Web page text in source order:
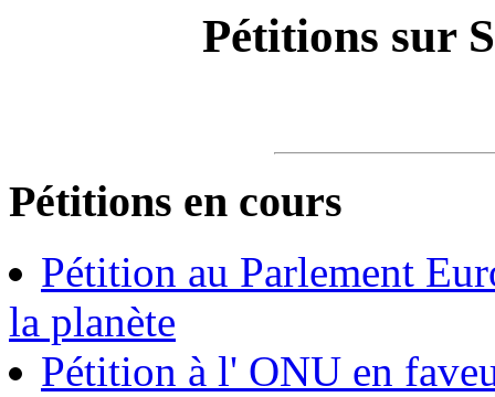
Pétitions sur
Pétitions en cours
Pétition au Parlement
la planète
Pétition à l' ONU en